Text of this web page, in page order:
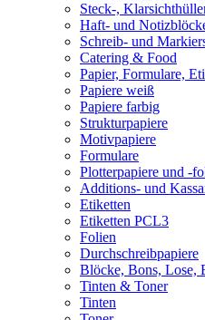
Steck-,
Haft- und
Schreib- und
Catering & Food
Papier, Formulare,
Papiere weiß
Papiere farbig
Strukturpapiere
Motivpapiere
Formulare
Plotterpapiere und -
Additions- und
Etiketten
Etiketten PCL3
Folien
Durchschreibpapiere
Blöcke, Bons, Lose,
Tinten & Toner
Tinten